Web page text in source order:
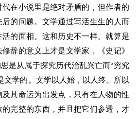
在小说里是绝对矛盾的，但作者的
的问题。文学通过写活生生的人而
的面相。这和历史不一样。就算是
辞的意义上才是文学家，《史记》
是从属于探究历代治乱兴亡而“穷究
文学的。文学以人始，以人终。所以
其命运为出发点，只有在人物的性
完整的东西，并且把它们参透，才